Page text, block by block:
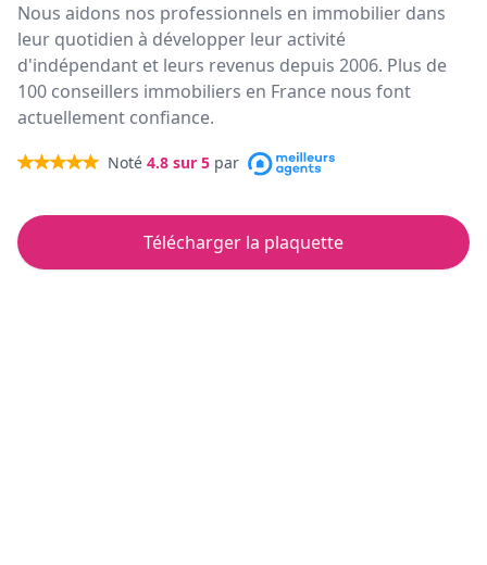
Nous aidons nos professionnels en immobilier dans
leur quotidien à développer leur activité
d'indépendant et leurs revenus depuis 2006. Plus de
100 conseillers immobiliers en France nous font
actuellement confiance.
Noté 4.8 sur 5 par
Télécharger la plaquette